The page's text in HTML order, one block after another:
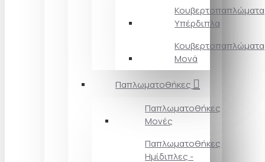
Κουβερτοπαπλώματα
Υπέρδιπλα
Κουβερτοπαπλώματα
Μονά
Παπλωματοθήκες
Παπλωματοθήκες
Μονές
Παπλωματοθήκες
Ημίδιπλες -